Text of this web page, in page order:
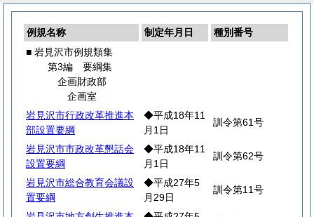
例規名称 制定年月日
種別番号
■ 岩見沢市例規類集
第3編 要綱集
企画財政部
企画室
岩見沢市行政改革推進本
部設置要綱
◆平成18年11
月1日
訓令第61号
岩見沢市市政改革懇話会
設置要綱
◆平成18年11
月1日
訓令第62号
岩見沢市総合教育会議設
置要綱
◆平成27年5
月29日
訓令第11号